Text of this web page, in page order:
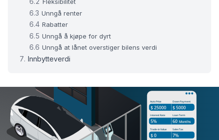
Fleksibilitet
Unngå renter
Rabatter
Unngå å kjøpe for dyrt
Unngå at lånet overstiger bilens verdi
Innbytteverdi